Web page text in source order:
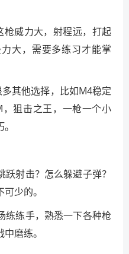
枪威力大，射程远，打起
大，需要多练习才能掌
其他选择，比如M4稳定
狙击之王，一枪一个小
射击？怎么躲避子弹？
少的。
练练手，熟悉一下各种枪
磨练。